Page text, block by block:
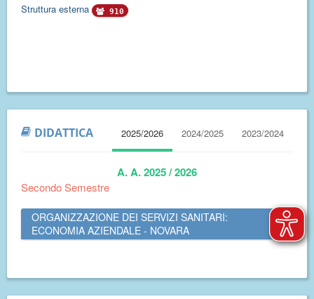
Struttura esterna 910
DIDATTICA 2025/2026 2024/2025 2023/2024
A. A. 2025 / 2026
Secondo Semestre
ORGANIZZAZIONE DEI SERVIZI SANITARI:
ECONOMIA AZIENDALE - NOVARA